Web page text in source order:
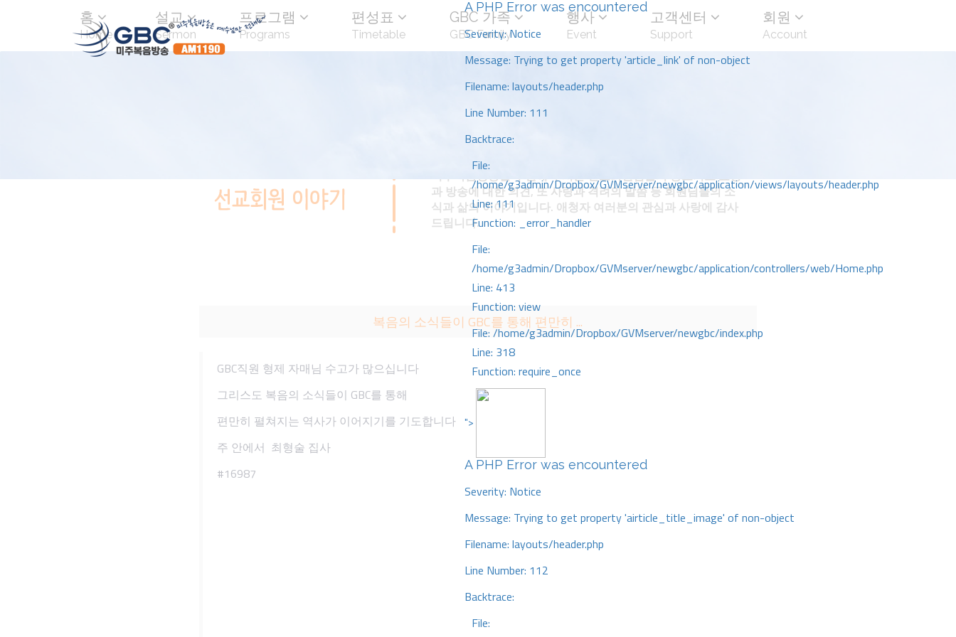
A PHP Error was encountered
Severity: Notice
Message: Trying to get property 'article_link' of non-object
Filename: layouts/header.php
Line Number: 111
Backtrace:
File:
/home/g3admin/Dropbox/GVMserver/newgbc/application/views/layouts/header.php
Line: 111
Function: _error_handler
File:
/home/g3admin/Dropbox/GVMserver/newgbc/application/controllers/web/Home.php
Line: 413
Function: view
File: /home/g3admin/Dropbox/GVMserver/newgbc/index.php
Line: 318
Function: require_once
">
A PHP Error was encountered
Severity: Notice
Message: Trying to get property 'airticle_title_image' of non-object
Filename: layouts/header.php
Line Number: 112
Backtrace:
File:
홈
Home
설교
Sermon
프로그램
Programs
편성표
Timetable
GBC 가족
GBC Family
행사
Event
고객센터
Support
회원
Account
미주복음방송을 후원해 주시는 선교회원님들의 중보기도 요청
과 방송에 대한 의견, 또 사랑과 격려의 말씀 등 회원님들의 소
식과 삶의 이야기입니다. 애청자 여러분의 관심과 사랑에 감사
드립니다.
복음의 소식들이 GBC를 통해 편만히 ...
GBC직원 형제 자매님 수고가 많으십니다
그리스도 복음의 소식들이 GBC를 통해
편만히 펼쳐지는 역사가 이어지기를 기도합니다
주 안에서 최형술 집사
#16987